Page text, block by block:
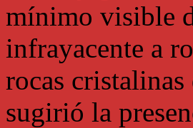
mínimo visible
infrayacente a
rocas
sugirió la